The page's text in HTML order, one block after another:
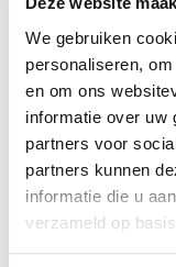
We gebruiken
personaliseren,
en om ons
informatie over uw
partners voor
partners kunnen
informatie die u
verzameld op
1. Realistische
Het bekijken van
realistischer beeld
specifieke
afhankelijk van de
stalen te zien in de
2. Voelen en textuur
Naast kleur, geeft